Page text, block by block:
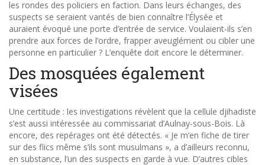
les rondes des policiers en faction. Dans leurs échanges, des
suspects se seraient vantés de bien connaître l’Élysée et
auraient évoqué une porte d’entrée de service. Voulaient-ils s’en
prendre aux forces de l’ordre, frapper aveuglément ou cibler une
personne en particulier ? L’enquête doit encore le déterminer.
Des mosquées également
visées
Une certitude : les investigations révèlent que la cellule djihadiste
s’est aussi intéressée au commissariat d’Aulnay-sous-Bois. Là
encore, des repérages ont été détectés. « Je m’en fiche de tirer
sur des flics même s’ils sont musulmans », a d’ailleurs reconnu,
en substance, l’un des suspects en garde à vue. D’autres cibles